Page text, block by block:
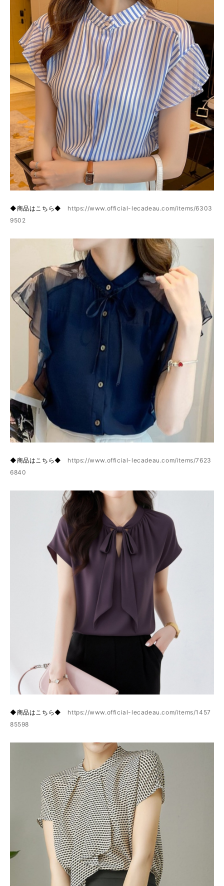
◆商品はこちら◆ https://www.official-lecadeau.com/items/6303
9502
◆商品はこちら◆ https://www.official-lecadeau.com/items/7623
6840
◆商品はこちら◆ https://www.official-lecadeau.com/items/1457
85598